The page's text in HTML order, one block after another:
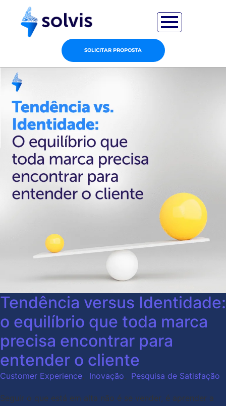
SOLICITAR PROPOSTA
Tendência versus Identidade:
o equilíbrio que toda marca
precisa encontrar para
entender o cliente
Customer Experience, Inovação, Pesquisa de Satisfação
Seguir o que está em alta não é se vender, é aprender a